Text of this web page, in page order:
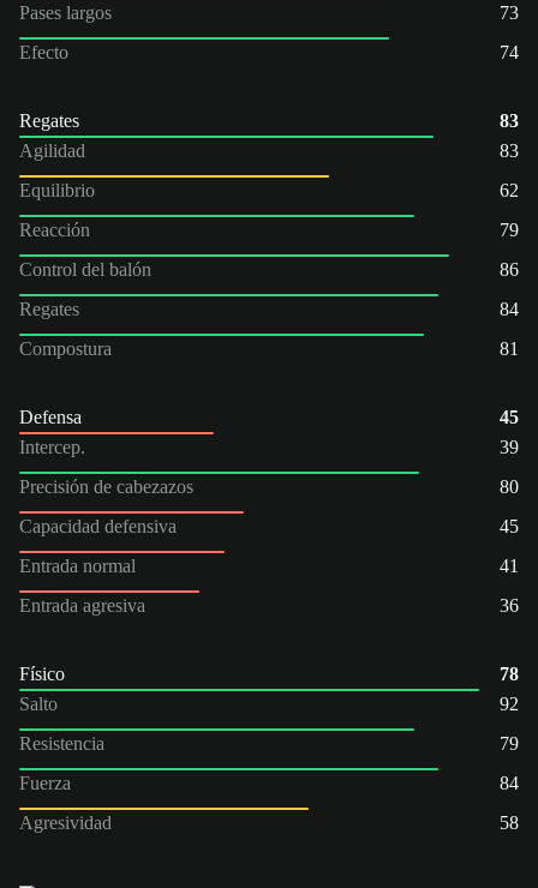
Pases largos
73
Efecto
74
Regates
83
Agilidad
83
Equilibrio
62
Reacción
79
Control del balón
86
Regates
84
Compostura
81
Defensa
45
Intercep.
39
Precisión de cabezazos
80
Capacidad defensiva
45
Entrada normal
41
Entrada agresiva
36
Físico
78
Salto
92
Resistencia
79
Fuerza
84
Agresividad
58